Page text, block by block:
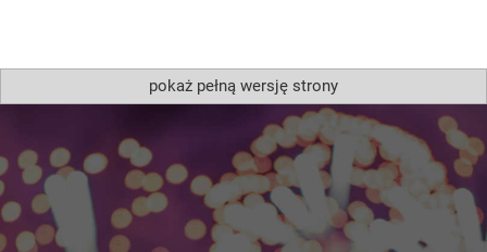
pokaż pełną wersję strony